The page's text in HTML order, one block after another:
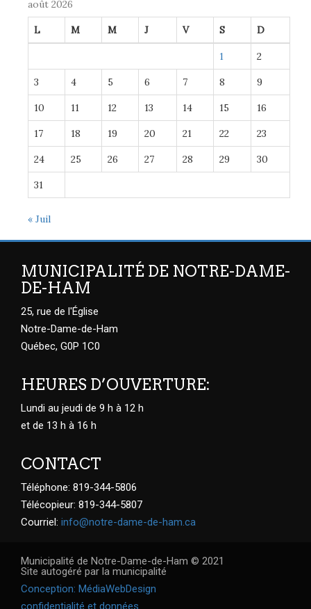
août 2026
L M M J V S D
1 2
3 4 5 6 7 8 9
10 11 12 13 14 15 16
17 18 19 20 21 22 23
24 25 26 27 28 29 30
31
« Juil
MUNICIPALITÉ DE NOTRE-DAME-
DE-HAM
25, rue de l'Église
Notre-Dame-de-Ham
Québec, G0P 1C0
HEURES D’OUVERTURE:
Lundi au jeudi de 9 h à 12 h
et de 13 h à 16 h
CONTACT
Téléphone: 819-344-5806
Télécopieur: 819-344-5807
Courriel: info@notre-dame-de-ham.ca
Municipalité de Notre-Dame-de-Ham © 2021
Site autogéré par la municipalité
Conception: MédiaWebDesign
confidentialité et données